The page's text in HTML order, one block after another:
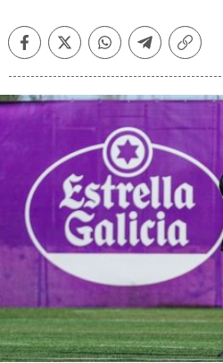
FacebookTwitterWhatsappTelegramCopiar